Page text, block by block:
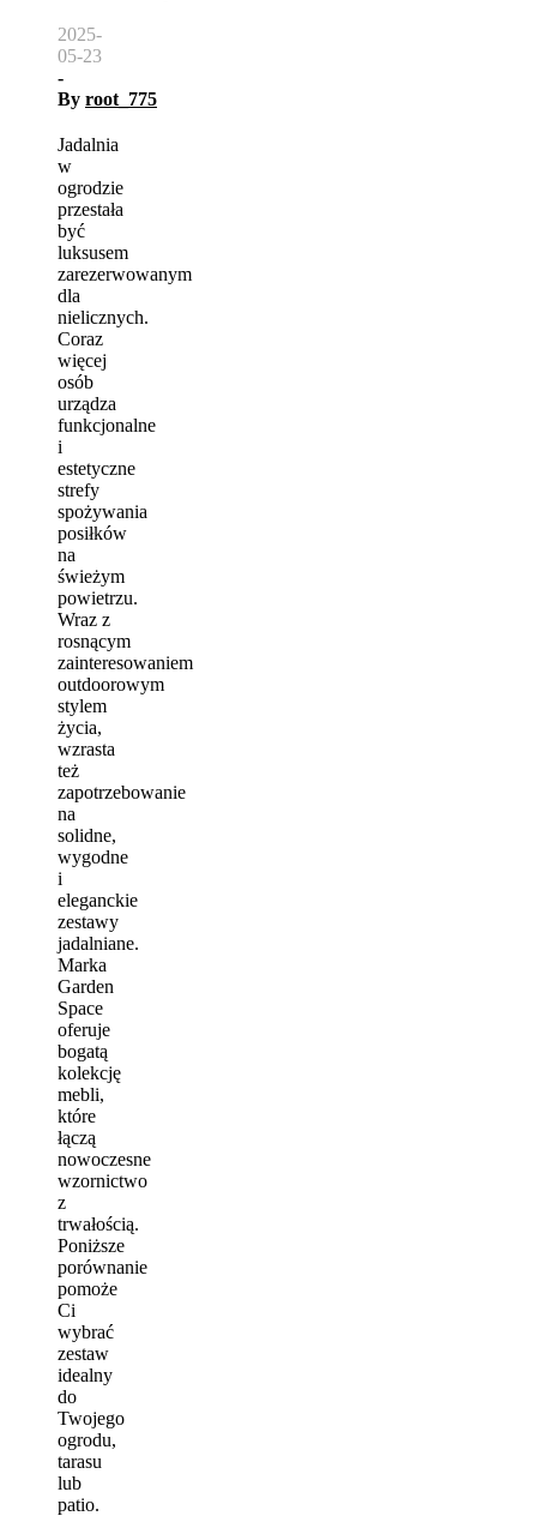
2025-
05-23
-
By root_775
Jadalnia
w
ogrodzie
przestała
być
luksusem
zarezerwowanym
dla
nielicznych.
Coraz
więcej
osób
urządza
funkcjonalne
i
estetyczne
strefy
spożywania
posiłków
na
świeżym
powietrzu.
Wraz z
rosnącym
zainteresowaniem
outdoorowym
stylem
życia,
wzrasta
też
zapotrzebowanie
na
solidne,
wygodne
i
eleganckie
zestawy
jadalniane.
Marka
Garden
Space
oferuje
bogatą
kolekcję
mebli,
które
łączą
nowoczesne
wzornictwo
z
trwałością.
Poniższe
porównanie
pomoże
Ci
wybrać
zestaw
idealny
do
Twojego
ogrodu,
tarasu
lub
patio.